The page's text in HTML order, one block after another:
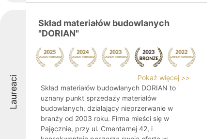
Laureaci
Skład materiałów budowlanych
"DORIAN"
Pokaż więcej >>
Skład materiałów budowlanych DORIAN to
uznany punkt sprzedaży materiałów
budowlanych, działający nieprzerwanie w
branży od 2003 roku. Firma mieści się w
Pajęcznie, przy ul. Cmentarnej 42, i